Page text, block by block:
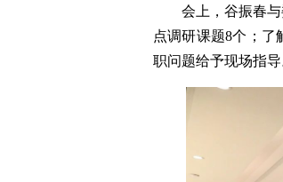
会上，谷振春
点调研课题8个；了
职问题给予现场指导